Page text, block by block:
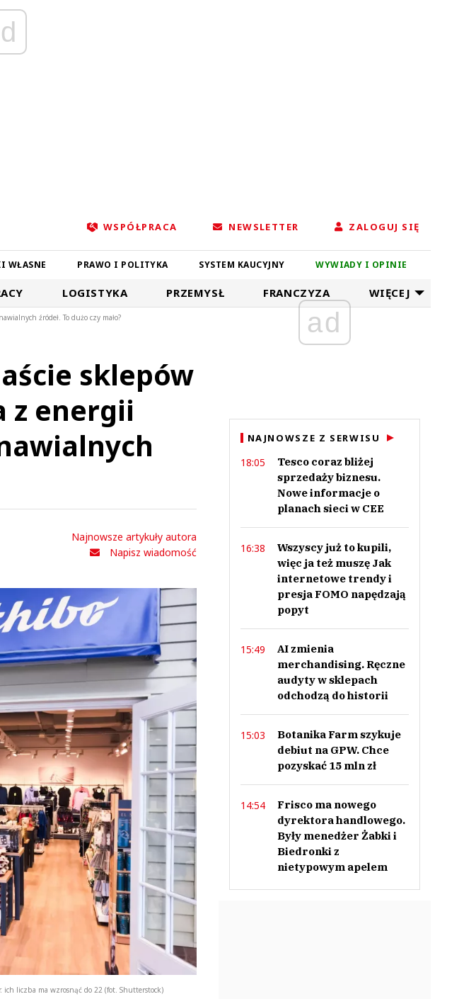
WSPÓŁPRACA NEWSLETTER ZALOGUJ SIĘ
WŁASNE PRAWO I POLITYKA SYSTEM KAUCYJNY WYWIADY I OPINIE
LOGISTYKA PRZEMYSŁ FRANCZYZA WIĘCEJ
źródeł. To dużo czy mało?
sklepów
z energii
Najnowsze artykuły autora
Napisz wiadomość
ich liczba ma wzrosnąć do 22 (fot. Shutterstock)
ad
NAJNOWSZE Z SERWISU
18:05
Tesco coraz bliżej
sprzedaży biznesu.
Nowe informacje o
planach sieci w CEE
16:38
Wszyscy już to kupili,
więc ja też muszę Jak
internetowe trendy i
presja FOMO napędzają
popyt
15:49
AI zmienia
merchandising. Ręczne
audyty w sklepach
odchodzą do historii
15:03
Botanika Farm szykuje
debiut na GPW. Chce
pozyskać 15 mln zł
14:54
Frisco ma nowego
dyrektora handlowego.
Były menedżer Żabki i
Biedronki z
nietypowym apelem